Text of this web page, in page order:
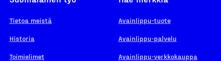
Tietoa meistä
Historia
Toimielimet
Avainlippu-tuote
Avainlippu-palvelu
Avainlippu-verkkokauppa